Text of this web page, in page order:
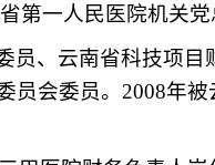
第一人民医院机关党
员、云南省科技项目
员会委员。2008年